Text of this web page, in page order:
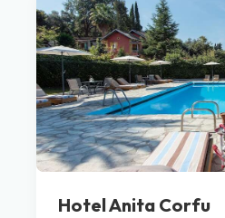
Hotel Anita Corfu